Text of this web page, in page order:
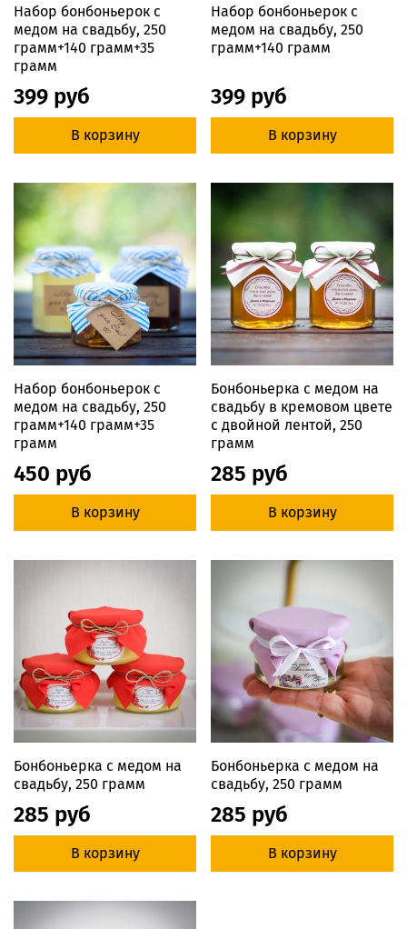
Набор бонбоньерок с
медом на свадьбу, 250
грамм+140 грамм+35
грамм
399 руб
В корзину
Набор бонбоньерок с
медом на свадьбу, 250
грамм+140 грамм
399 руб
В корзину
Набор бонбоньерок с
медом на свадьбу, 250
грамм+140 грамм+35
грамм
450 руб
В корзину
Бонбоньерка с медом на
свадьбу в кремовом цвете
с двойной лентой, 250
грамм
285 руб
В корзину
Бонбоньерка с медом на
свадьбу, 250 грамм
285 руб
В корзину
Бонбоньерка с медом на
свадьбу, 250 грамм
285 руб
В корзину